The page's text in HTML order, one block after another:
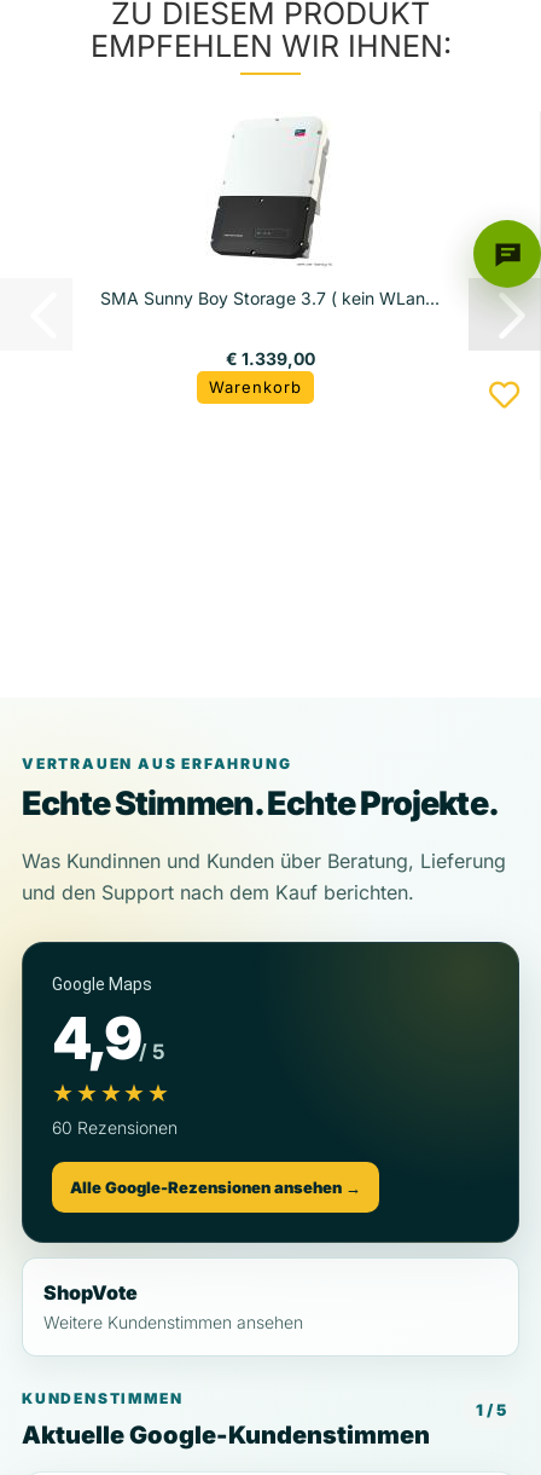
ZU DIESEM PRODUKT
EMPFEHLEN WIR IHNEN:
SMA Sunny Boy Storage 3.7 ( kein WLan...
€ 1.339,00
Warenkorb
VERTRAUEN AUS ERFAHRUNG
Echte Stimmen. Echte Projekte.
Was Kundinnen und Kunden über Beratung, Lieferung
und den Support nach dem Kauf berichten.
Google Maps
4,9/ 5
★★★★★
60 Rezensionen
Alle Google-Rezensionen ansehen →
ShopVote
Weitere Kundenstimmen ansehen
KUNDENSTIMMEN
Aktuelle Google-Kundenstimmen
1 / 5